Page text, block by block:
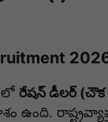
రేషన్ డీలర్
ఉంది.